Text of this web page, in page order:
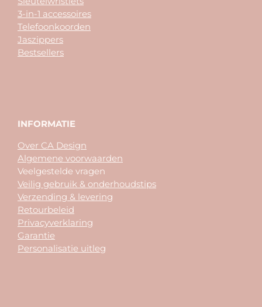
3-in-1 accessoires
Telefoonkoorden
Jaszippers
Bestsellers
INFORMATIE
Over CA Design
Algemene voorwaarden
Veelgestelde vragen
Veilig gebruik & onderhoudstips
Verzending & levering
Retourbeleid
Privacyverklaring
Garantie
Personalisatie uitleg